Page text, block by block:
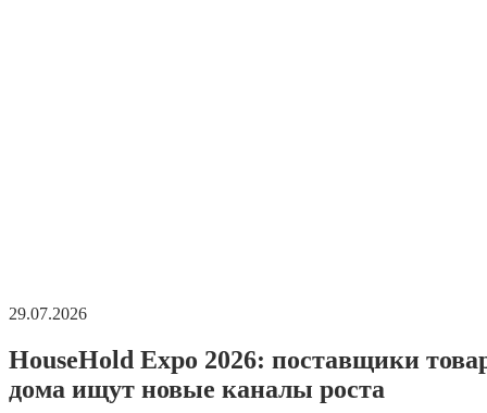
29.07.2026
HouseHold Expo 2026: поставщики
дома ищут новые каналы роста